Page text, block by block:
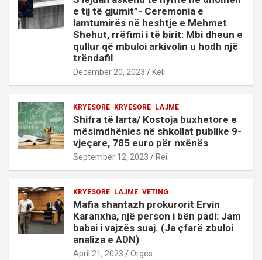
e tij të gjumit”- Ceremonia e
lamtumirës në heshtje e Mehmet
Shehut, rrëfimi i të birit: Mbi dheun e
qullur që mbuloi arkivolin u hodh një
trëndafil
December 20, 2023 Keli
KRYESORE KRYESORE LAJME
Shifra të larta/ Kostoja buxhetore e
mësimdhënies në shkollat publike 9-
vjeçare, 785 euro për nxënës
September 12, 2023 Rei
KRYESORE LAJME VETING
Mafia shantazh prokurorit Ervin
Karanxha, një person i bën padi: Jam
babai i vajzës suaj. (Ja çfarë zbuloi
analiza e ADN)
April 21, 2023 Orges